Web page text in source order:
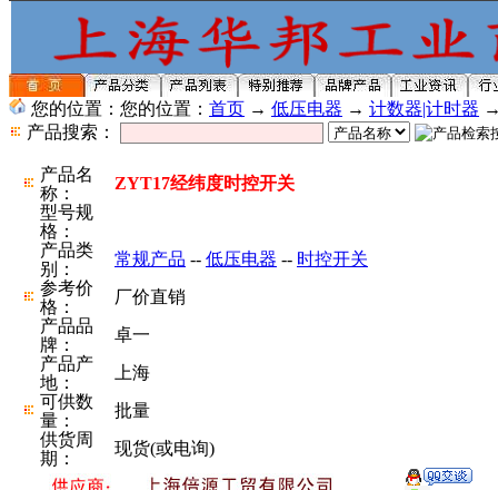
您的位置：您的位置： 首页 → 低压电器 → 计数器|计时器
产品搜索：
产品名
称：
ZYT17经纬度时控开关
型号规
格：
产品类
别：
常规产品 -- 低压电器 -- 时控开关
参考价
格：
厂价直销
产品品
牌：
卓一
产品产
地：
上海
可供数
量：
批量
供货周
期：
现货(或电询)